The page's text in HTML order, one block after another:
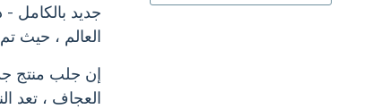
العالم ، حيث
إن جلب منتج